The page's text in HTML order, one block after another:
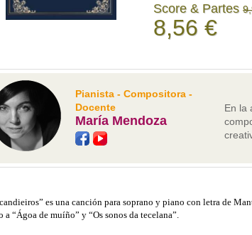
Score & Partes
8,56 €
Pianista - Compositora -
Docente
María Mendoza
En la
es una canción para soprano y piano con letra de
a “Ágoa de muíño” y “Os sonos da tecelana”.